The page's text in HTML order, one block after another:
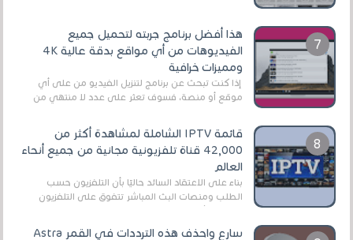
هذا أفضل برنامج جربته لتحميل جميع
الفيديوهات من أي مواقع بدقة عالية 4K
ومميزات خرافية
إذا كنت تبحث عن برنامج لتنزيل الفيديو من على أي
موقع أو منصة، فسوف تعثر على عدد لا منتهي من
قائمة IPTV الشاملة لمشاهدة أكثر من
42,000 قناة تلفزيونية مجانية من جميع أنحاء
العالم
بناءً على الاعتقاد السائد حاليًا بأن التلفزيون حسب
الطلب ومنصات البث المباشر تتفوق على التلفزيون
سارع واحذف هذه الترددات في القمر Astra